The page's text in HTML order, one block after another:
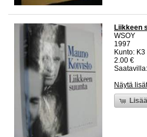
Liikkeen
WSOY
1997
Kunto:
2.00 €
Näytä